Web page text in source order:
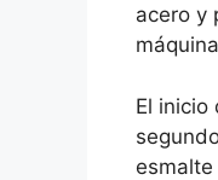
acero y
El inicio